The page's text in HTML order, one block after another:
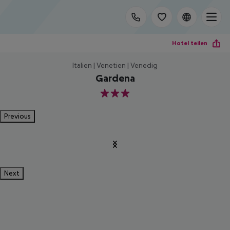
Hotel teilen
Italien | Venetien | Venedig
Gardena
3
Previous
Next